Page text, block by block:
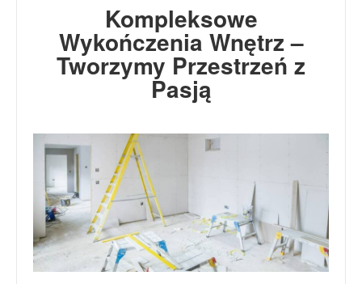
Kompleksowe
Wykończenia Wnętrz –
Tworzymy Przestrzeń z
Pasją